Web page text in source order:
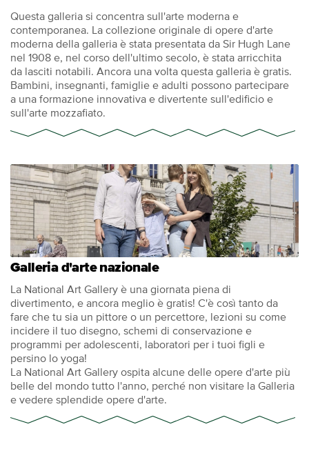
Questa galleria si concentra sull'arte moderna e
contemporanea. La collezione originale di opere d'arte
moderna della galleria è stata presentata da Sir Hugh Lane
nel 1908 e, nel corso dell'ultimo secolo, è stata arricchita
da lasciti notabili. Ancora una volta questa galleria è gratis.
Bambini, insegnanti, famiglie e adulti possono partecipare
a una formazione innovativa e divertente sull'edificio e
sull'arte mozzafiato.
Galleria d'arte nazionale
La National Art Gallery è una giornata piena di
divertimento, e ancora meglio è gratis! C'è così tanto da
fare che tu sia un pittore o un percettore, lezioni su come
incidere il tuo disegno, schemi di conservazione e
programmi per adolescenti, laboratori per i tuoi figli e
persino lo yoga!
La National Art Gallery ospita alcune delle opere d'arte più
belle del mondo tutto l'anno, perché non visitare la Galleria
e vedere splendide opere d'arte.